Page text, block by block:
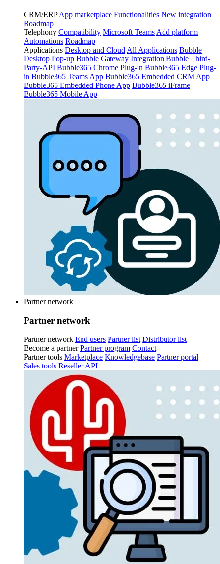
CRM/ERP App marketplace Functionalities New integration
Roadmap
Telephony Compatibility Microsoft Teams Add platform
Automations Roadmap
Applications Desktop and Cloud All Applications Bubble
Desktop Pop-up Bubble Gateway Integration Bubble Third-
Party-API Bubble365 Chrome Plug-in Bubble365 Edge Plug-
in Bubble365 Teams App Bubble365 Embedded CRM App
Bubble365 Embedded Phone App Bubble365 iFrame
Bubble365 Mobile App
Partner network
Partner network
Partner network End users Partner list Distributor list
Become a partner Partner program Contact
Partner tools Marketplace Knowledgebase Partner portal
Sales tools Reseller API